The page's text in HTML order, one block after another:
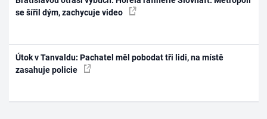
se šířil dým, zachycuje video
Útok v Tanvaldu: Pachatel měl pobodat tři lidi, na místě
zasahuje policie